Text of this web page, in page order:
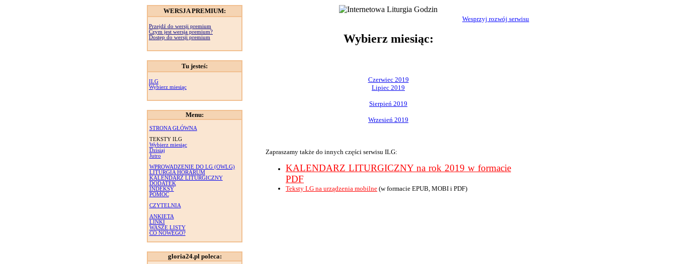
WERSJA PREMIUM:
Przejdź do wersji premium
Czym jest wersja premium?
Dostęp do wersji premium
Tu jesteś:
ILG
Wybierz miesiąc
Menu:
STRONA GŁÓWNA
TEKSTY ILG
Wybierz miesiąc
Dzisiaj
Jutro
WPROWADZENIE DO LG (OWLG)
LITURGIA HORARUM
KALENDARZ LITURGICZNY
DODATEK
INDEKSY
POMOC
CZYTELNIA
ANKIETA
LINKI
WASZE LISTY
CO NOWEGO?
gloria24.pl poleca:
Wesprzyj rozwój serwisu
Wybierz miesiąc:
Czerwiec 2019
Lipiec 2019
Sierpień 2019
Wrzesień 2019
Zapraszamy także do innych części serwisu ILG:
KALENDARZ LITURGICZNY na rok 2019 w formacie
PDF
Teksty LG na urządzenia mobilne (w formacie EPUB, MOBI i PDF)